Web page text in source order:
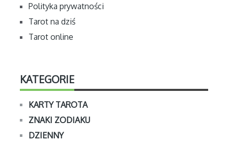
Polityka prywatności
Tarot na dziś
Tarot online
KATEGORIE
KARTY TAROTA
ZNAKI ZODIAKU
DZIENNY